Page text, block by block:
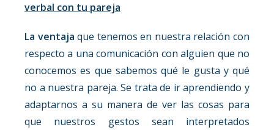
verbal con tu pareja
La ventaja que tenemos en nuestra relación con
respecto a una comunicación con alguien que no
conocemos es que sabemos qué le gusta y qué
no a nuestra pareja. Se trata de ir aprendiendo y
adaptarnos a su manera de ver las cosas para
que nuestros gestos sean interpretados